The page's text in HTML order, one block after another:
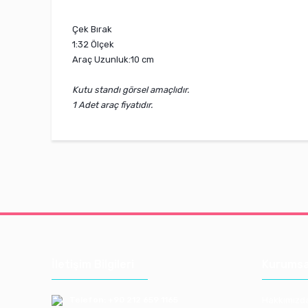
Çek Bırak
1:32 Ölçek
Araç Uzunluk:10 cm
Kutu standı görsel amaçlıdır.
1 Adet araç fiyatıdır.